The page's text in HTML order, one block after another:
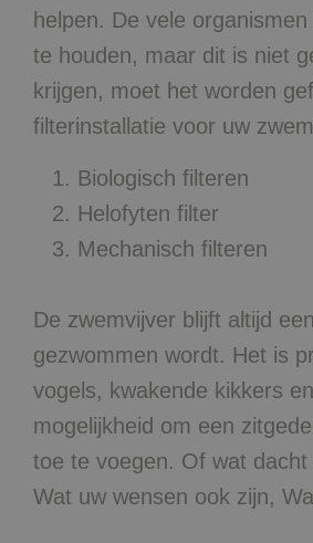
helpen. De vele
te houden, maar dit is niet
krijgen, moet het worden
filterinstallatie voor uw
Biologisch filteren
Helofyten filter
Mechanisch filteren
De zwemvijver blijft altijd
gezwommen wordt. Het is
vogels, kwakende kikkers
mogelijkheid om een
toe te voegen. Of wat
Wat uw wensen ook zijn,